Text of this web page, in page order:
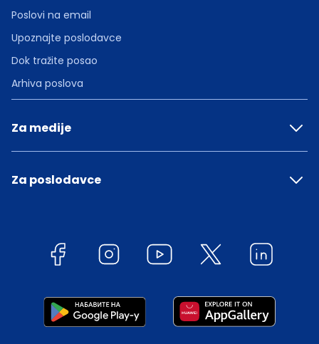
Poslovi na email
Upoznajte poslodavce
Dok tražite posao
Arhiva poslova
Za medije
Za poslodavce